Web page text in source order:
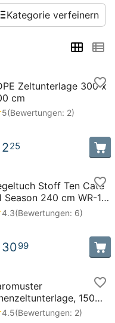
Kategorie verfeinern
Zeltunterlage 300 x
cm
5(Bewertungen: 2)
225
Stoff Ten Cate
Season 240 cm WR-18,
/ steel 77869
4.3(Bewertungen: 6)
3099
150
4.5(Bewertungen: 2)